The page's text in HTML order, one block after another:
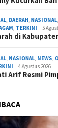
DAERAH NASIONAL
TERKINI 5
di
NASIONAL NEWS
4 Agustus 2026
Arif Resmi